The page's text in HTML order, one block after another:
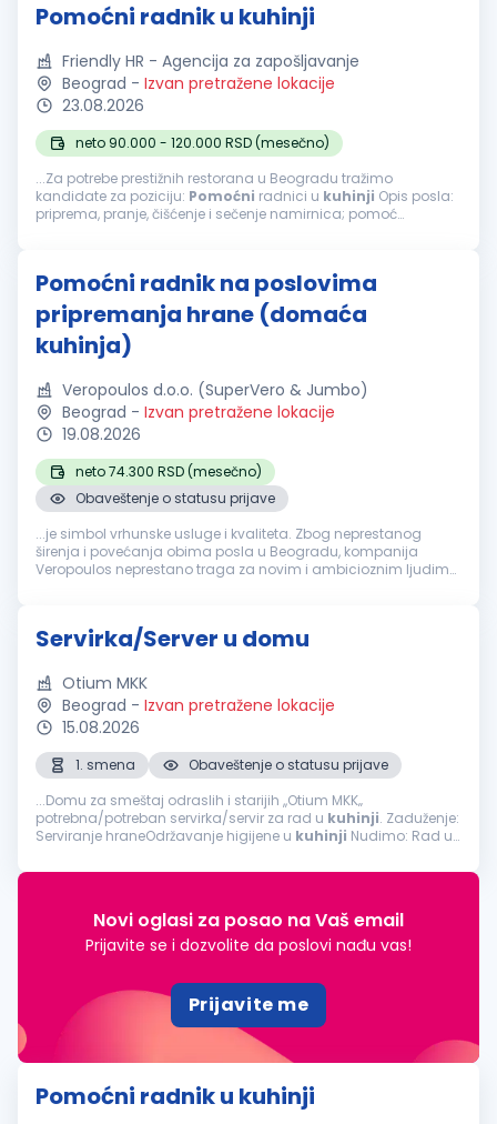
Pomoćni radnik u kuhinji
Friendly HR - Agencija za zapošljavanje
Beograd - Izvan pretražene lokacije
23.08.2026
neto 90.000 - 120.000 RSD (mesečno)
...Za potrebe prestižnih restorana u Beogradu tražimo
kandidate za poziciju: Pomoćni radnici u kuhinji Opis posla:
priprema, pranje, čišćenje i sečenje namirnica; pomoć
Pomoćni radnik na poslovima
pripremanja hrane (domaća
kuhinja)
Veropoulos d.o.o. (SuperVero & Jumbo)
Beograd - Izvan pretražene lokacije
19.08.2026
neto 74.300 RSD (mesečno)
Obaveštenje o statusu prijave
...je simbol vrhunske usluge i kvaliteta. Zbog neprestanog
širenja i povećanja obima posla u Beogradu, kompanija
Veropoulos neprestano traga za novim i ambicioznim ljudima
Servirka/Server u domu
Otium MKK
Beograd - Izvan pretražene lokacije
15.08.2026
1. smena
Obaveštenje o statusu prijave
...Domu za smeštaj odraslih i starijih ,,Otium MKK‚‚
potrebna/potreban servirka/servir za rad u kuhinji. Zaduženje:
Serviranje hraneOdržavanje higijene u kuhinji Nudimo: Rad u
zakonomObezbeđena...
Novi oglasi za posao na Vaš email
Prijavite se i dozvolite da poslovi nađu vas!
Prijavite me
Pomoćni radnik u kuhinji